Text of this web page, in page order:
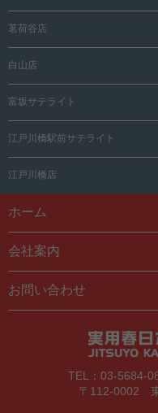
茗荷谷店
白山店
富坂サテライト
江戸川橋駅前サテライト
江戸川橋店
ホーム
会社案内
お問い合わせ
TEL：03-5684-
〒112-0002